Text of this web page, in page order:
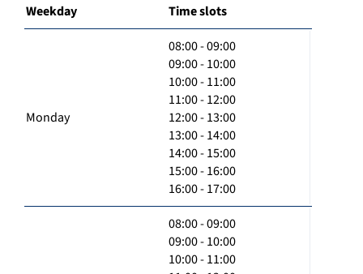
Weekday Time slots
Monday
08:00 - 09:00
09:00 - 10:00
10:00 - 11:00
11:00 - 12:00
12:00 - 13:00
13:00 - 14:00
14:00 - 15:00
15:00 - 16:00
16:00 - 17:00
08:00 - 09:00
09:00 - 10:00
10:00 - 11:00